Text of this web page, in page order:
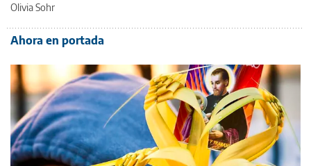
Olivia Sohr
Ahora en portada